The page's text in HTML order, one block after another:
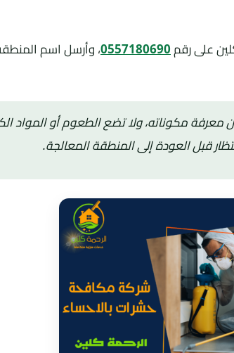
على رقم0557180690، وأرسل اسم
مكوناته، ولا تضع الطعوم أو المواد
قبل العودة إلى المنطقة المعالجة.